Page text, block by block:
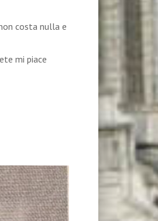
costa nulla e
mi piace